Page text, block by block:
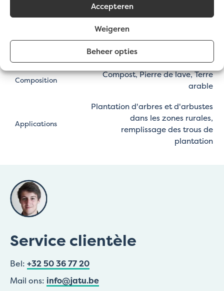
Accepteren
Weigeren
Beheer opties
Spécifications
Composition
Compost, Pierre de lave, Terre
arable
Applications
Plantation d'arbres et d'arbustes
dans les zones rurales,
remplissage des trous de
plantation
Service clientèle
Bel: +32 50 36 77 20
Mail ons: info@jatu.be